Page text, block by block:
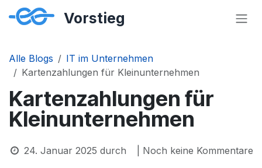
Zum Inhalt springen
Alle Blogs
IT im Unternehmen
Kartenzahlungen für Kleinunternehmen
Kartenzahlungen für
Kleinunternehmen
24. Januar 2025 durch | Noch keine Kommentare